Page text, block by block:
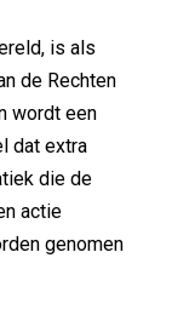
is als
de Rechten
wordt een
dat extra
die de
actie
genomen